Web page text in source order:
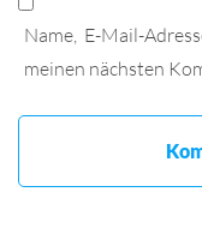
Name, E-Mail-
meinen nächsten